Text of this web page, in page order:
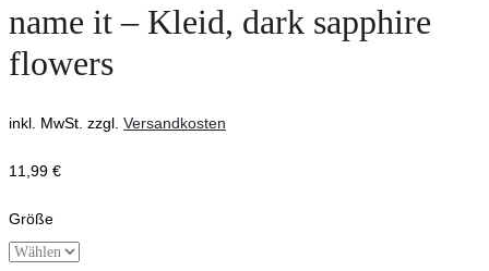
name it – Kleid, dark sapphire
flowers
inkl. MwSt. zzgl. Versandkosten
11,99 €
Größe